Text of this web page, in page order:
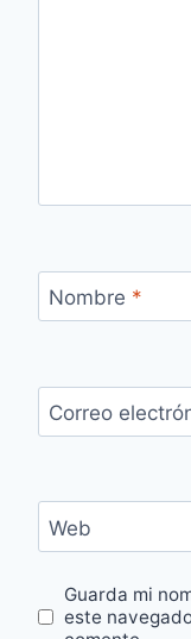
Nombre *
Correo
Web
Guarda mi
este